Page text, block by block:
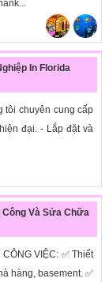
In Florida
tôi chuyên cung cấp
đại. - Lắp đặt và
Và Sửa Chữa
VIỆC: ✅ Thiết
hàng, basement. ✅